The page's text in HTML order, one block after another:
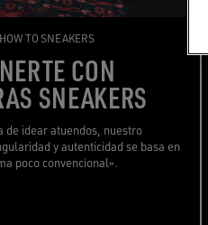
HOW TO SNEAKERS
CON
SNEAKERS
de idear atuendos, nuestro
y autenticidad se basa en
poco convencional».